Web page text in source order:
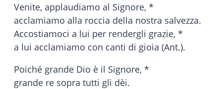
Venite, applaudiamo al Signore, *
acclamiamo alla roccia della nostra salvezza.
Accostiamoci a lui per rendergli grazie, *
a lui acclamiamo con canti di gioia (Ant.).
Poiché grande Dio è il Signore, *
grande re sopra tutti gli dèi.